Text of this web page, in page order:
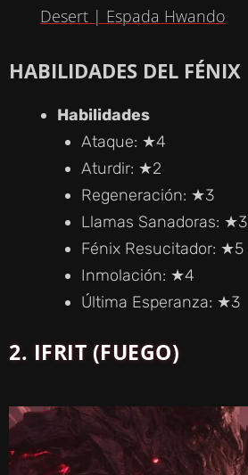
A
Y
D
Desert | Espada Hwando
HABILIDADES DEL FÉNIX
Habilidades
Ataque: ★4
Aturdir: ★2
Regeneración: ★3
Llamas Sanadoras: ★3
Fénix Resucitador: ★5
Inmolación: ★4
Última Esperanza: ★3
2. IFRIT (FUEGO)